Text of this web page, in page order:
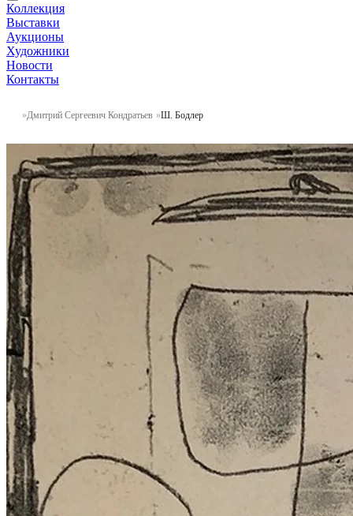
Коллекция
Выставки
Аукционы
Художники
Новости
Контакты
Дмитрий Сергеевич Кондратьев Ш. Бодлер